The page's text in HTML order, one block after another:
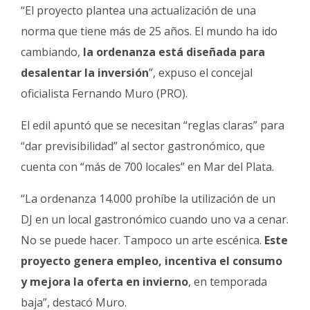
“El proyecto plantea una actualización de una
norma que tiene más de 25 años. El mundo ha ido
cambiando, la ordenanza está diseñada para
desalentar la inversión”, expuso el concejal
oficialista Fernando Muro (PRO).
El edil apuntó que se necesitan “reglas claras” para
“dar previsibilidad” al sector gastronómico, que
cuenta con “más de 700 locales” en Mar del Plata.
“La ordenanza 14.000 prohíbe la utilización de un
DJ en un local gastronómico cuando uno va a cenar.
No se puede hacer. Tampoco un arte escénica. Este
proyecto genera empleo, incentiva el consumo
y mejora la oferta en invierno, en temporada
baja”, destacó Muro.